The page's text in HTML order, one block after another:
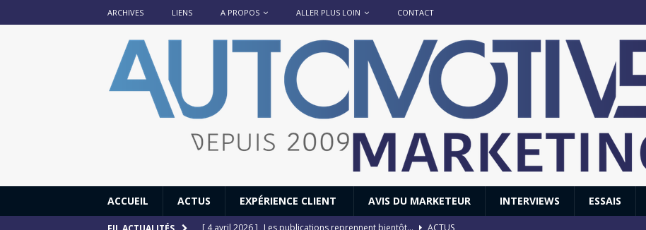
ARCHIVES LIENS A PROPOS ALLER PLUS LOIN CONTACT
ACCUEIL ACTUS EXPÉRIENCE CLIENT AVIS DU MARKETEUR INTERVIEWS ESSAIS
[ 4 avril 2026 ] Les publications reprennent bientôt…
ACTUS